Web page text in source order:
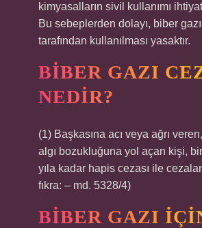
kimyasalların sivil kullanımı
Bu sebeplerden dolayı, biber
tarafından kullanılması yasaktır.
BIBER GAZI
NEDIR?
(1) Başkasına acı veya ağrı
algı bozukluğuna yol açan kişi,
yıla kadar hapis cezası ile
fıkra: – md. 5328/4)
BIBER GAZI